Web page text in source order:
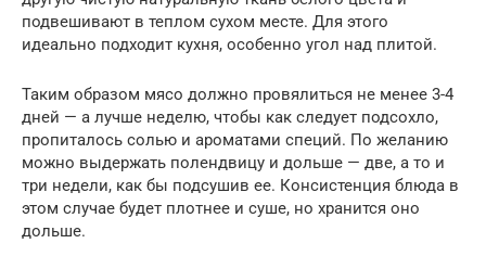
подвешивают в теплом сухом месте. Для этого
идеально подходит кухня, особенно угол над плитой.
Таким образом мясо должно провялиться не менее 3-4
дней — а лучше неделю, чтобы как следует подсохло,
пропиталось солью и ароматами специй. По желанию
можно выдержать полендвицу и дольше — две, а то и
три недели, как бы подсушив ее. Консистенция блюда в
этом случае будет плотнее и суше, но хранится оно
дольше.